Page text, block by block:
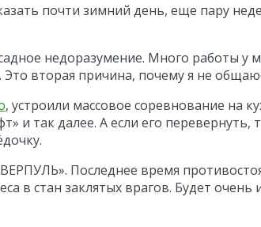
почти зимний день, еще пару
недоразумение. Много работы у
вторая причина, почему я не
, устроили массовое соревнование на
и так далее. А если его перевернуть,
Последнее время
в стан заклятых врагов. Будет очень